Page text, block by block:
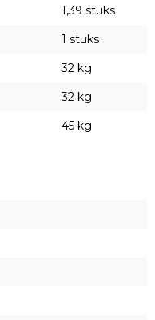
1,39 stuks
1 stuks
32 kg
32 kg
45 kg